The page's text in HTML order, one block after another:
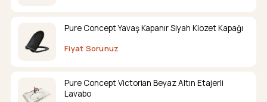
Pure Concept Yavaş Kapanır Siyah Klozet Kapağı
Fiyat Sorunuz
Pure Concept Victorian Beyaz Altın Etajerli
Lavabo